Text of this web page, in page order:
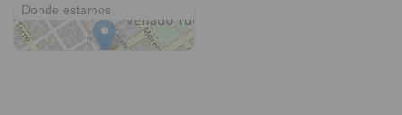
Donde estamos